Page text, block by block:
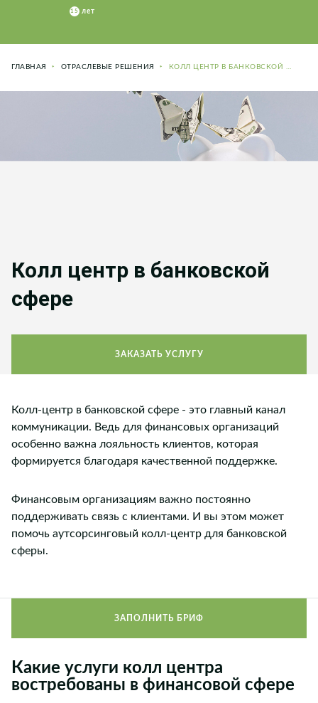
ГЛАВНАЯ ОТРАСЛЕВЫЕ РЕШЕНИЯ КОЛЛ ЦЕНТР В БАНКОВСКОЙ СФЕРЕ
Колл центр в банковской
сфере
ЗАКАЗАТЬ УСЛУГУ
Колл-центр в банковской сфере - это главный канал
коммуникации. Ведь для финансовых организаций
особенно важна лояльность клиентов, которая
формируется благодаря качественной поддержке.
Финансовым организациям важно постоянно
поддерживать связь с клиентами. И вы этом может
помочь аутсорсинговый колл-центр для банковской
сферы.
ЗАПОЛНИТЬ БРИФ
Какие услуги колл центра
востребованы в финансовой сфере